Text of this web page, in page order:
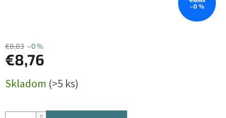
–0 %
€8,83 –0 %
€8,76
cena:
Skladom (>5 ks)